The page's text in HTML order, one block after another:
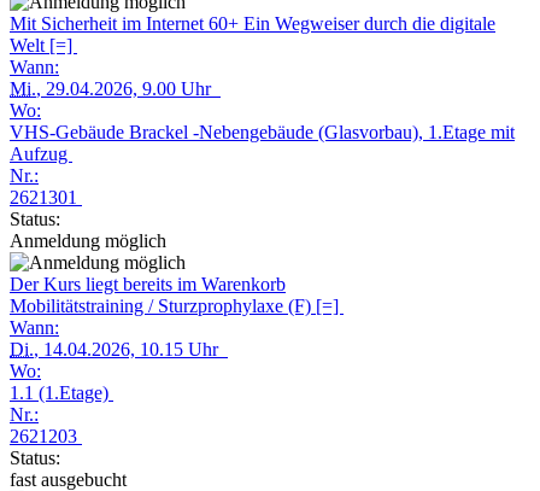
Mit Sicherheit im Internet 60+ Ein Wegweiser durch die digitale
Welt [=]
Wann:
Mi., 29.04.2026, 9.00 Uhr
Wo:
VHS-Gebäude Brackel -Nebengebäude (Glasvorbau), 1.Etage mit
Aufzug
Nr.:
2621301
Status:
Anmeldung möglich
Der Kurs liegt bereits im Warenkorb
Mobilitätstraining / Sturzprophylaxe (F) [=]
Wann:
Di., 14.04.2026, 10.15 Uhr
Wo:
1.1 (1.Etage)
Nr.:
2621203
Status:
fast ausgebucht